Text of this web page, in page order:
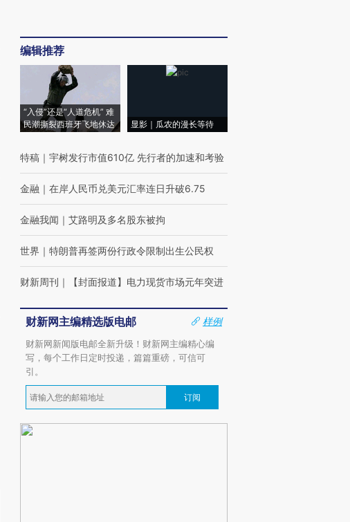
编辑推荐
“入侵”还是“人道危机” 难
民潮撕裂西班牙飞地休达
显影｜瓜农的漫长等待
特稿 ｜ 宇树发行市值610亿 先行者的加速和考验
金融 ｜ 在岸人民币兑美元汇率连日升破6.75
金融我闻 ｜ 艾路明及多名股东被拘
世界 ｜ 特朗普再签两份行政令限制出生公民权
财新周刊 ｜ 【封面报道】电力现货市场元年突进
财新网主编精选版电邮
样例
财新网新闻版电邮全新升级！财新网主编精心编
写，每个工作日定时投递，篇篇重磅，可信可
引。
订阅